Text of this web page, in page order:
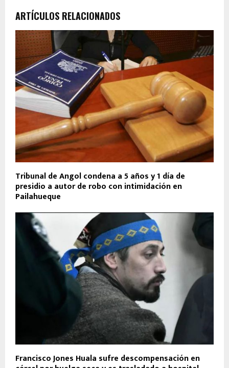
ARTÍCULOS RELACIONADOS
Tribunal de Angol condena a 5 años y 1 día de
presidio a autor de robo con intimidación en
Pailahueque
Francisco Jones Huala sufre descompensación en